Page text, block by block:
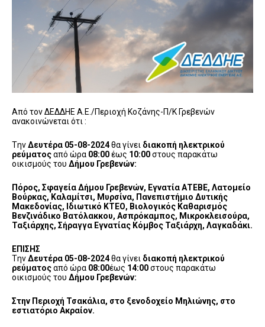
Από τον ΔΕΔΔΗΕ Α.Ε./Περιοχή Κοζάνης-Π/Κ Γρεβενών
ανακοινώνεται ότι :
TηνΔευτέρα 05-08-2024θα γίνει διακοπή ηλεκτρικού
ρεύματοςαπό ώρα 08:00έως 10:00στους παρακάτω
οικισμούς του Δήμου Γρεβενών:
Πόρος, Σφαγεία Δήμου Γρεβενών, Εγνατία ΑΤΕΒΕ, Λατομείο
Βούρκας, Καλαμίτσι, Μυρσίνα, Πανεπιστήμιο Δυτικής
Μακεδονίας, Ιδιωτικό ΚΤΕΟ, Βιολογικός Καθαρισμός
Βενζινάδικο Βατόλακκου, Ασπρόκαμπος, Μικροκλεισούρα,
Ταξιάρχης, Σήραγγα Εγνατίας Κόμβος Ταξιάρχη, Λαγκαδάκι.
ΕΠΙΣΗΣ
TηνΔευτέρα 05-08-2024θα γίνει διακοπή ηλεκτρικού
ρεύματοςαπό ώρα 08:00έως 14:00στους παρακάτω
οικισμούς του Δήμου Γρεβενών:
Στην Περιοχή Τσακάλια, στο ξενοδοχείο Μηλιώνης, στο
εστιατόριο Ακραίον.